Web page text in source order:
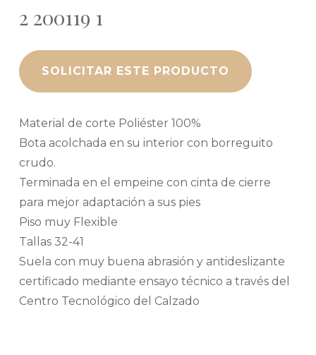
2 200119 1
SOLICITAR ESTE PRODUCTO
Material de corte Poliéster 100%
Bota acolchada en su interior con borreguito
crudo.
Terminada en el empeine con cinta de cierre
para mejor adaptación a sus pies
Piso muy Flexible
Tallas 32-41
Suela con muy buena abrasión y antideslizante
certificado mediante ensayo técnico a través del
Centro Tecnológico del Calzado